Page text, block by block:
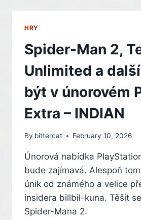
HRY
Spider-Man 2,
Unlimited a
být v únorovém
Extra – INDIAN
By bittercat February 10, 2026
Únorová nabídka
bude zajímavá. Alespoň
únik od známého a velice
insidera billbil-kuna. Těšit
Spider-Mana 2.